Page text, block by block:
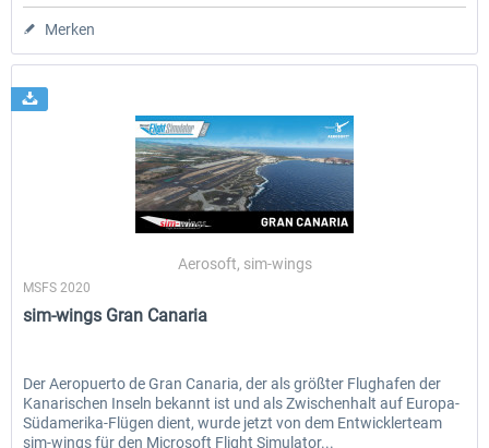
Merken
Aerosoft, sim-wings
MSFS 2020
sim-wings Gran Canaria
Der Aeropuerto de Gran Canaria, der als größter Flughafen der
Kanarischen Inseln bekannt ist und als Zwischenhalt auf Europa-
Südamerika-Flügen dient, wurde jetzt von dem Entwicklerteam
sim-wings für den Microsoft Flight Simulator...